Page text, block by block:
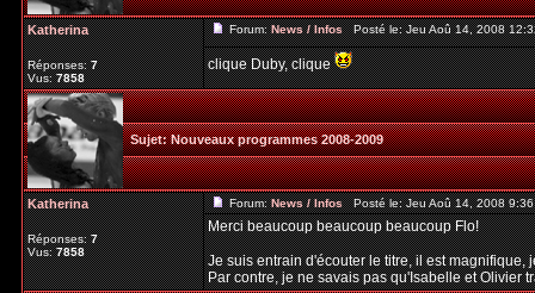
Katherina
Réponses:7
Vus:7858
Forum:News / InfosPosté le: Jeu Aoû 14, 2008
clique Duby, clique
Sujet:Nouveaux programmes 2008-2009
Katherina
Réponses:7
Vus:7858
Forum:News / InfosPosté le: Jeu Aoû 14, 2008
Merci beaucoup beaucoup beaucoup Flo!
Je suis entrain d'écouter le titre, il est
Par contre, je ne savais pas qu'Isabelle et Olivier